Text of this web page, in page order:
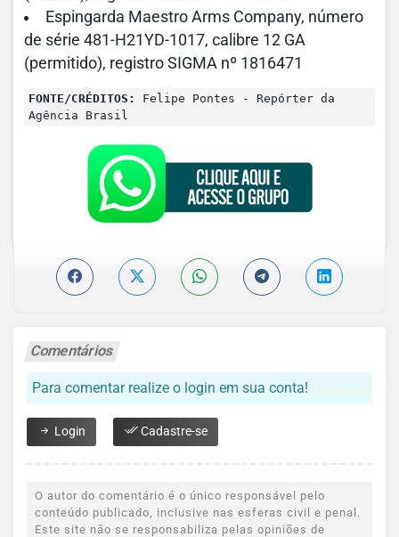
Espingarda Maestro Arms Company, número
de série 481-H21YD-1017, calibre 12 GA
(permitido), registro SIGMA nº 1816471
FONTE/CRÉDITOS:
Felipe Pontes - Repórter da
Agência Brasil
Comentários
Para comentar realize o login em sua conta!
Login Cadastre-se
O autor do comentário é o único responsável pelo
conteúdo publicado, inclusive nas esferas civil e penal.
Este site não se responsabiliza pelas opiniões de